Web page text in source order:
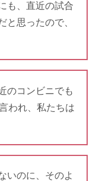
も、直近の試合
と思ったので、
のコンビニでも
われ、私たちは
いのに、そのよ